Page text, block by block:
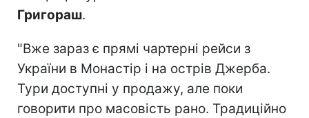
Григораш.
"Вже зараз є прямі чартерні рейси з
України в Монастір і на острів Джерба.
Тури доступні у продажу, але поки
говорити про масовість рано. Традиційно